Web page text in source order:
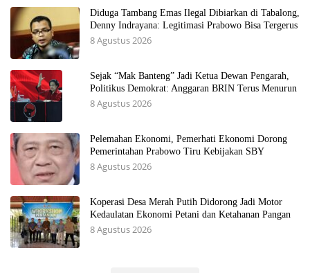
Diduga Tambang Emas Ilegal Dibiarkan di Tabalong,
Denny Indrayana: Legitimasi Prabowo Bisa Tergerus
8 Agustus 2026
Sejak “Mak Banteng” Jadi Ketua Dewan Pengarah,
Politikus Demokrat: Anggaran BRIN Terus Menurun
8 Agustus 2026
Pelemahan Ekonomi, Pemerhati Ekonomi Dorong
Pemerintahan Prabowo Tiru Kebijakan SBY
8 Agustus 2026
Koperasi Desa Merah Putih Didorong Jadi Motor
Kedaulatan Ekonomi Petani dan Ketahanan Pangan
8 Agustus 2026